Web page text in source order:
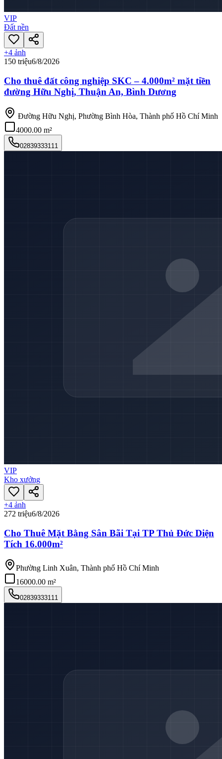
VIP
Đất nền
+4 ảnh
150 triệu6/8/2026
Cho thuê đất công nghiệp SKC – 4.000m² mặt tiền
đường Hữu Nghị, Thuận An, Bình Dương
Đường Hữu Nghị, Phường Bình Hòa, Thành phố Hồ Chí Minh
4000.00 m²
02839333111
VIP
Kho xưởng
+4 ảnh
272 triệu6/8/2026
Cho Thuê Mặt Bằng Sân Bãi Tại TP Thủ Đức Diện
Tích 16.000m²
Phường Linh Xuân, Thành phố Hồ Chí Minh
16000.00 m²
02839333111